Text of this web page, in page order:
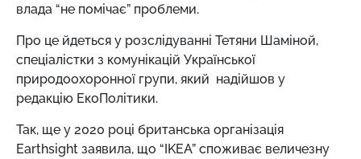
влада “не помічає” проблеми.
Про це йдеться у розслідуванні Тетяни Шаміной,
спеціалістки з комунікацій Української
природоохоронної групи, який надійшов у
редакцію ЕкоПолітики.
Так, ще у 2020 році британська організація
Earthsight заявила, що “IKEA” споживає величезну